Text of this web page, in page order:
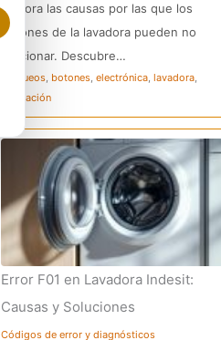
Explora las causas por las que los
botones de la lavadora pueden no
funcionar. Descubre…
bloqueos, botones, electrónica, lavadora,
reparación
Error F01 en Lavadora Indesit:
Causas y Soluciones
Códigos de error y diagnósticos